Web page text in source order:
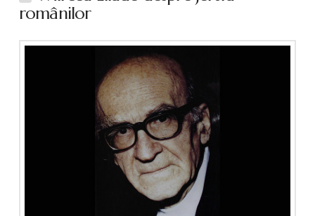
românilor